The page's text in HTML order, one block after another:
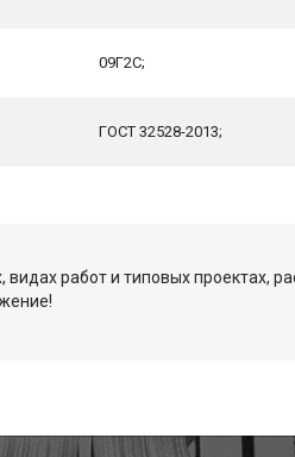
09Г2С;
ГОСТ 32528-2013;
работ и типовых проектах,